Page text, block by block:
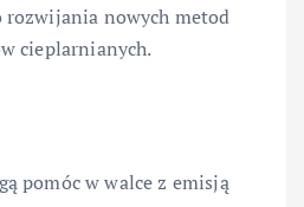
rozwijania nowych metod
cieplarnianych.
pomóc w walce z emisją